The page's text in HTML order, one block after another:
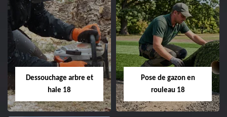
Taille de haie 18
Entreprise taille de haie
18 Cher tel:
02.52.56.49.40
Tonte et réfection
de pelouse 18
Entreprise tonte et
Cher tel: 02.52.56.49.40
Dessouchage arbre et
haie 18
Pose de gazon en
rouleau 18